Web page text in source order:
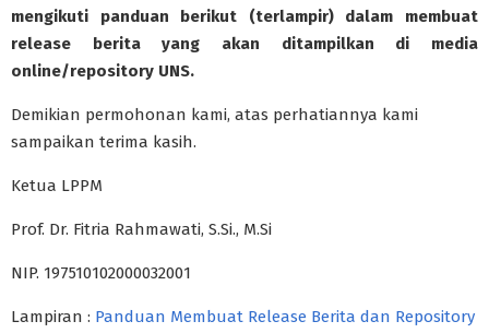
mengikuti panduan berikut (terlampir) dalam membuat
release berita yang akan ditampilkan di media
online/repository UNS.
Demikian permohonan kami, atas perhatiannya kami
sampaikan terima kasih.
Ketua LPPM
Prof. Dr. Fitria Rahmawati, S.Si., M.Si
NIP. 197510102000032001
Lampiran : Panduan Membuat Release Berita dan Repository